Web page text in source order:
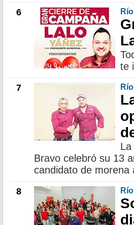
6
te
7
Bravo celebró su 13
candidato de morena
8